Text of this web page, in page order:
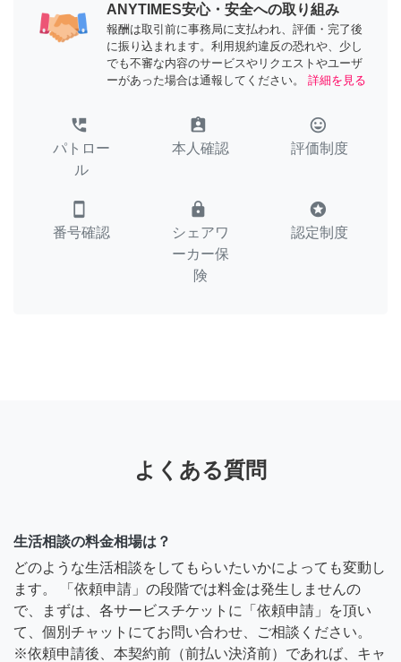
ANYTIMES安心・安全への取り組み
報酬は取引前に事務局に支払われ、評価・完了後
に振り込まれます。利用規約違反の恐れや、少し
でも不審な内容のサービスやリクエストやユーザ
ーがあった場合は通報してください。
詳細を見る
perm_phone_msg
パトロー
ル
assignment_ind
本人確認
tag_faces
評価制度
smartphone
番号確認
lock
シェアワ
ーカー保
険
stars
認定制度
よくある質問
生活相談の料金相場は？
どのような生活相談をしてもらいたいかによっても変動し
ます。 「依頼申請」の段階では料金は発生しませんの
で、まずは、各サービスチケットに「依頼申請」を頂い
て、個別チャットにてお問い合わせ、ご相談ください。
※依頼申請後、本契約前（前払い決済前）であれば、キャ